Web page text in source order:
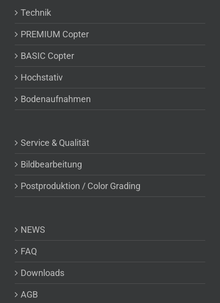
Technik
PREMIUM Copter
BASIC Copter
Hochstativ
Bodenaufnahmen
Service & Qualität
Bildbearbeitung
Postproduktion / Color Grading
NEWS
FAQ
Downloads
AGB